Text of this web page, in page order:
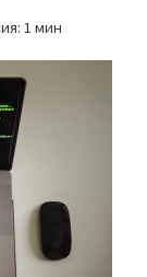
1 мин